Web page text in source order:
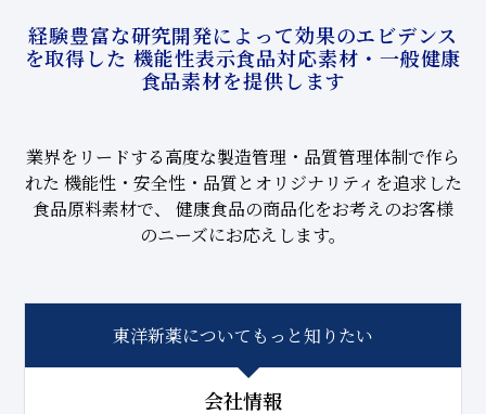
経験豊富な研究開発によって効果のエビデンス
を取得した 機能性表示食品対応素材・一般健康
食品素材を提供します
業界をリードする高度な製造管理・品質管理体制で作ら
れた 機能性・安全性・品質とオリジナリティを追求した
食品原料素材で、
健康食品の商品化をお考えのお客様
のニーズにお応えします。
東洋新薬についてもっと知りたい
会社情報